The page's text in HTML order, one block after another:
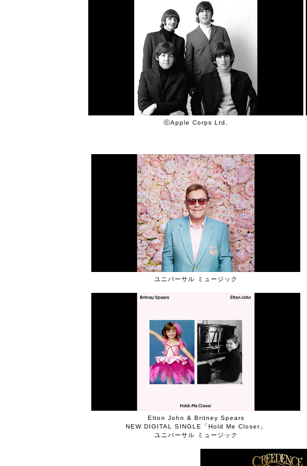
ⓒApple Corps Ltd.
ユニバーサル ミュージック
Elton John & Britney Spears
NEW DIGITAL SINGLE「Hold Me Closer」
ユニバーサル ミュージック